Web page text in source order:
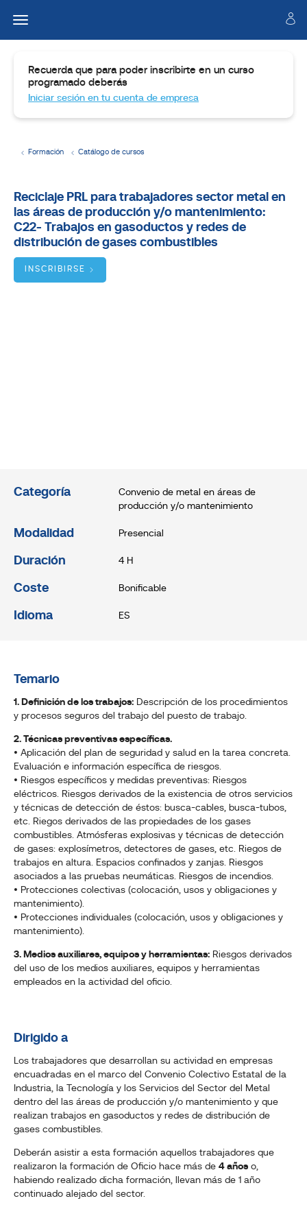
Formación Catálogo de cursos
Dirigido
a
Objetivos
Recuerda que para poder inscribirte en un curso
programado deberás
Iniciar sesión en tu cuenta de empresa
Reciclaje PRL para trabajadores sector metal en
las áreas de producción y/o mantenimiento:
C22- Trabajos en gasoductos y redes de
distribución de gases combustibles
INSCRIBIRSE
Categoría
Convenio de metal en áreas de
producción y/o mantenimiento
Modalidad Presencial
Duración 4 H
Coste Bonificable
Idioma ES
Temario
1. Definición de los trabajos: Descripción de los procedimientos
y procesos seguros del trabajo del puesto de trabajo.
2. Técnicas preventivas específicas.
• Aplicación del plan de seguridad y salud en la tarea concreta.
Evaluación e información específica de riesgos.
• Riesgos específicos y medidas preventivas: Riesgos
eléctricos. Riesgos derivados de la existencia de otros servicios
y técnicas de detección de éstos: busca-cables, busca-tubos,
etc. Riegos derivados de las propiedades de los gases
combustibles. Atmósferas explosivas y técnicas de detección
de gases: explosímetros, detectores de gases, etc. Riegos de
trabajos en altura. Espacios confinados y zanjas. Riesgos
asociados a las pruebas neumáticas. Riesgos de incendios.
• Protecciones colectivas (colocación, usos y obligaciones y
mantenimiento).
• Protecciones individuales (colocación, usos y obligaciones y
mantenimiento).
3. Medios auxiliares, equipos y herramientas: Riesgos derivados
del uso de los medios auxiliares, equipos y herramientas
empleados en la actividad del oficio.
Dirigido a
Los trabajadores que desarrollan su actividad en empresas
encuadradas en el marco del Convenio Colectivo Estatal de la
Industria, la Tecnología y los Servicios del Sector del Metal
dentro del las áreas de producción y/o mantenimiento y que
realizan trabajos en gasoductos y redes de distribución de
gases combustibles.
Deberán asistir a esta formación aquellos trabajadores que
realizaron la formación de Oficio hace más de 4 años o,
habiendo realizado dicha formación, llevan más de 1 año
continuado alejado del sector.